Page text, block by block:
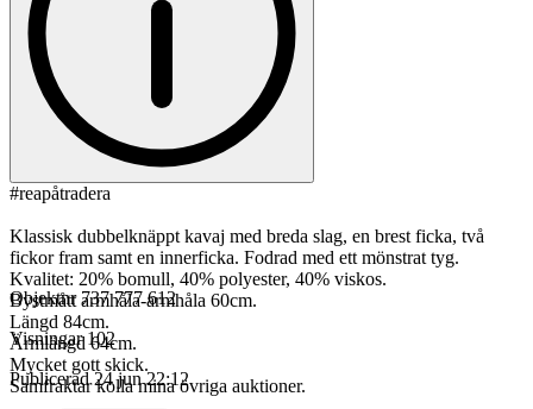
#reapåtradera
Klassisk dubbelknäppt kavaj med breda slag, en brest ficka, två
fickor fram samt en innerficka. Fodrad med ett mönstrat tyg.
Kvalitet: 20% bomull, 40% polyester, 40% viskos.
Bystmått armhåla-armhåla 60cm.
Längd 84cm.
Ärmlängd 64cm.
Mycket gott skick.
Samfraktar kolla mina övriga auktioner.
Objektnr 737 777 612
Visningar 102
Publicerad 24 jun 22:12